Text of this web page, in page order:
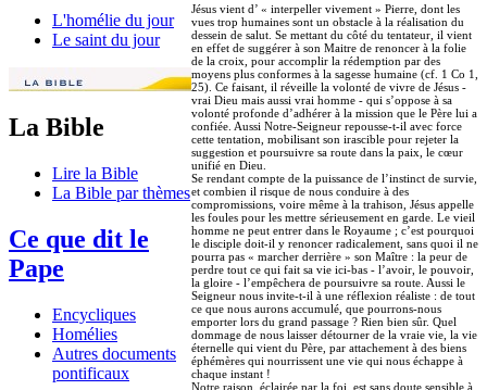
L'homélie du jour
Le saint du jour
La Bible
Lire la Bible
La Bible par thèmes
Ce que dit le
Pape
Encycliques
Homélies
Autres documents
pontificaux
Jésus vient d’ « interpeller vivement » Pierre, dont les
vues trop humaines sont un obstacle à la réalisation du
dessein de salut. Se mettant du côté du tentateur, il vient
en effet de suggérer à son Maitre de renoncer à la folie
de la croix, pour accomplir la rédemption par des
moyens plus conformes à la sagesse humaine (cf. 1 Co 1,
25). Ce faisant, il réveille la volonté de vivre de Jésus -
vrai Dieu mais aussi vrai homme - qui s’oppose à sa
volonté profonde d’adhérer à la mission que le Père lui a
confiée. Aussi Notre-Seigneur repousse-t-il avec force
cette tentation, mobilisant son irascible pour rejeter la
suggestion et poursuivre sa route dans la paix, le cœur
unifié en Dieu.
Se rendant compte de la puissance de l’instinct de survie,
et combien il risque de nous conduire à des
compromissions, voire même à la trahison, Jésus appelle
les foules pour les mettre sérieusement en garde. Le vieil
homme ne peut entrer dans le Royaume ; c’est pourquoi
le disciple doit-il y renoncer radicalement, sans quoi il ne
pourra pas « marcher derrière » son Maître : la peur de
perdre tout ce qui fait sa vie ici-bas - l’avoir, le pouvoir,
la gloire - l’empêchera de poursuivre sa route. Aussi le
Seigneur nous invite-t-il à une réflexion réaliste : de tout
ce que nous aurons accumulé, que pourrons-nous
emporter lors du grand passage ? Rien bien sûr. Quel
dommage de nous laisser détourner de la vraie vie, la vie
éternelle qui vient du Père, par attachement à des biens
éphémères qui nourrissent une vie qui nous échappe à
chaque instant !
Notre raison, éclairée par la foi, est sans doute sensible à